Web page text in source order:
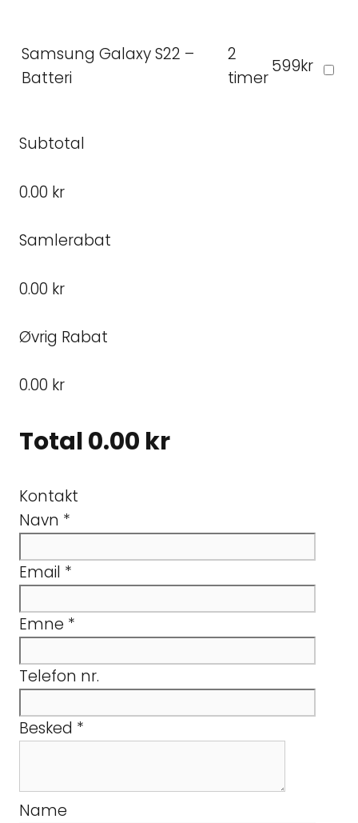
Samsung Galaxy S22 –
Batteri
2
timer
599kr
Subtotal
0.00 kr
Samlerabat
0.00 kr
Øvrig Rabat
0.00 kr
Total0.00 kr
Kontakt
Navn *
Email *
Emne *
Telefon nr.
Besked *
Name